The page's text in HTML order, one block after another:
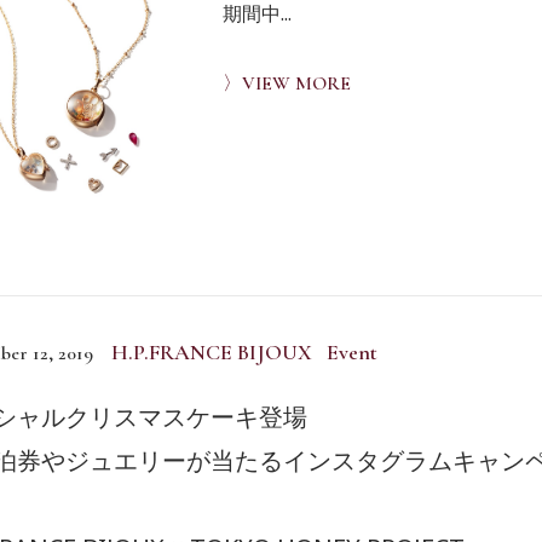
期間中...
〉VIEW MORE
12, 2019 H.P.FRANCE BIJOUX Event
ャルクリスマスケーキ登場
券やジュエリーが当たるインスタグラムキャン